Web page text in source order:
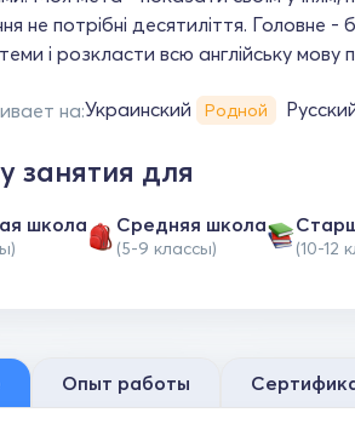
не потрібні десятиліття.
і розкласти всю англійську мову
на:Украинский Родной
занятия для
школа Средняя школа
(5-9 классы) (10-12
Опыт работы